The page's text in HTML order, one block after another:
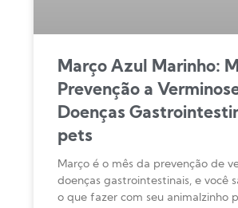
Março Azul Marinho:
Prevenção a
Doenças
pets
Março é o mês da prevenção de
doenças gastrointestinais, e você
o que fazer com seu animalzinho